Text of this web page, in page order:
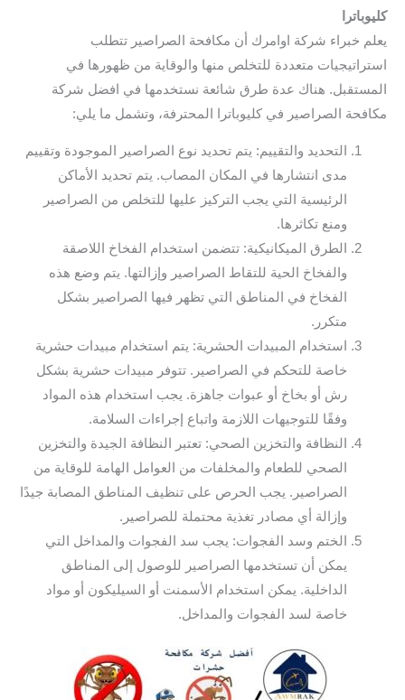
كليوباترا
يعلم خبراء شركة اوامرك أن مكافحة الصراصير تتطلب
استراتيجيات متعددة للتخلص منها والوقاية من ظهورها في
المستقبل. هناك عدة طرق شائعة نستخدمها في افضل شركة
مكافحة الصراصير في كليوباترا المحترفة، وتشمل ما يلي:
التحديد والتقييم: يتم تحديد نوع الصراصير الموجودة وتقييم
مدى انتشارها في المكان المصاب. يتم تحديد الأماكن
الرئيسية التي يجب التركيز عليها للتخلص من الصراصير
ومنع تكاثرها.
الطرق الميكانيكية: تتضمن استخدام الفخاخ اللاصقة
والفخاخ الحية للتقاط الصراصير وإزالتها. يتم وضع هذه
الفخاخ في المناطق التي تظهر فيها الصراصير بشكل
متكرر.
استخدام المبيدات الحشرية: يتم استخدام مبيدات حشرية
خاصة للتحكم في الصراصير. تتوفر مبيدات حشرية بشكل
رش أو بخاخ أو عبوات جاهزة. يجب استخدام هذه المواد
وفقًا للتوجيهات اللازمة واتباع إجراءات السلامة.
النظافة والتخزين الصحي: تعتبر النظافة الجيدة والتخزين
الصحي للطعام والمخلفات من العوامل الهامة للوقاية من
الصراصير. يجب الحرص على تنظيف المناطق المصابة جيدًا
وإزالة أي مصادر تغذية محتملة للصراصير.
الختم وسد الفجوات: يجب سد الفجوات والمداخل التي
يمكن أن تستخدمها الصراصير للوصول إلى المناطق
الداخلية. يمكن استخدام الأسمنت أو السيليكون أو مواد
خاصة لسد الفجوات والمداخل.